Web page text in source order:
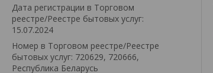
Дата регистрации в Торговом
реестре/Реестре бытовых услуг:
15.07.2024
Номер в Торговом реестре/Реестре
бытовых услуг: 720629, 720666,
Республика Беларусь